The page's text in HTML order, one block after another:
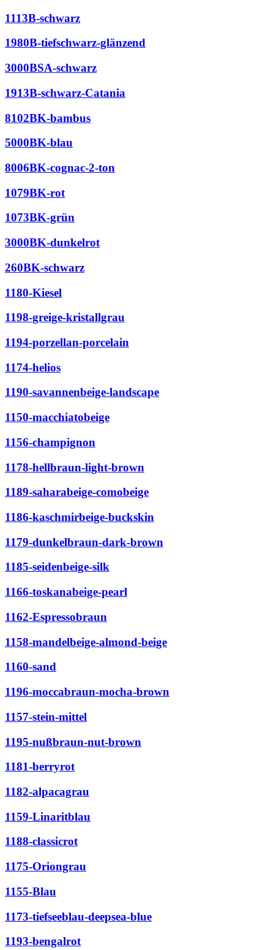
1113B-schwarz
1980B-tiefschwarz-glänzend
3000BSA-schwarz
1913B-schwarz-Catania
8102BK-bambus
5000BK-blau
8006BK-cognac-2-ton
1079BK-rot
1073BK-grün
3000BK-dunkelrot
260BK-schwarz
1180-Kiesel
1198-greige-kristallgrau
1194-porzellan-porcelain
1174-helios
1190-savannenbeige-landscape
1150-macchiatobeige
1156-champignon
1178-hellbraun-light-brown
1189-saharabeige-comobeige
1186-kaschmirbeige-buckskin
1179-dunkelbraun-dark-brown
1185-seidenbeige-silk
1166-toskanabeige-pearl
1162-Espressobraun
1158-mandelbeige-almond-beige
1160-sand
1196-moccabraun-mocha-brown
1157-stein-mittel
1195-nußbraun-nut-brown
1181-berryrot
1182-alpacagrau
1159-Linaritblau
1188-classicrot
1175-Oriongrau
1155-Blau
1173-tiefseeblau-deepsea-blue
1193-bengalrot